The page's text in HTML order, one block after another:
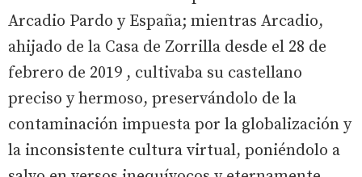
Arcadio Pardo y España; mientras Arcadio,
ahijado de la Casa de Zorrilla desde el 28 de
febrero de 2019 , cultivaba su castellano
preciso y hermoso, preservándolo de la
contaminación impuesta por la globalización y
la inconsistente cultura virtual, poniéndolo a